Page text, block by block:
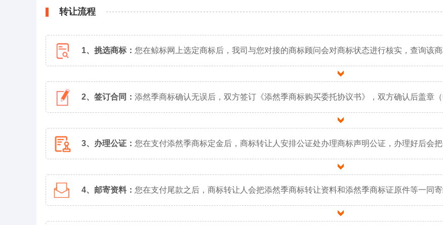
转让流程
1、挑选商标： 您在鲸标网上选定商标后，我司与您对接的商标顾问会对商标状态进行核实，查询该
2、签订合同： 添然季商标确认无误后，双方签订《添然季商标购买委托协议书》，双方确认后盖章（
3、办理公证： 您在支付添然季商标定金后，商标转让人安排公证处办理商标声明公证，办理好后会
4、邮寄资料： 您在支付尾款之后，商标转让人会把添然季商标转让资料和添然季商标证原件等一同